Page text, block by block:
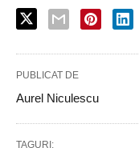
PUBLICAT DE
Aurel Niculescu
TAGURI: